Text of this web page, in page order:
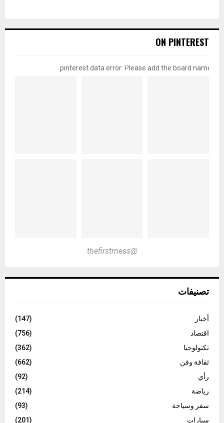
ON PINTEREST
pinterest data error: Please add the board name
@thefirstmess
تصنيفات
أخبار
(147)
اقتصاد
(756)
تكنولوجيا
(362)
ثقافة وفن
(662)
رأي
(92)
رياضة
(214)
سفر وسياحة
(93)
سيارات
(201)